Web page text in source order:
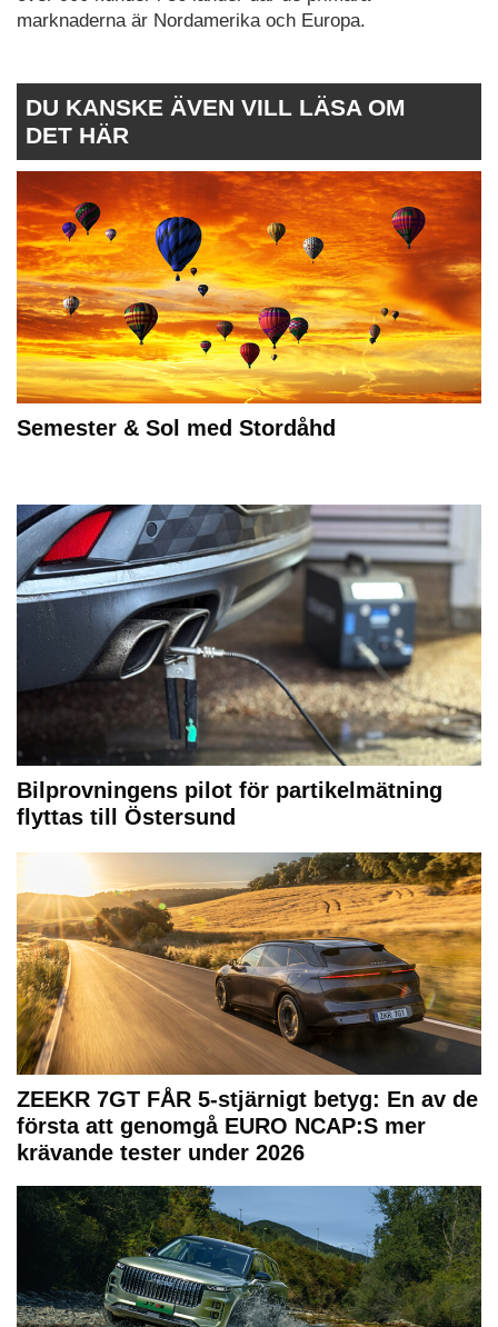
marknaderna är Nordamerika och Europa.
DU KANSKE ÄVEN VILL LÄSA OM
DET HÄR
Semester & Sol med Stordåhd
Bilprovningens pilot för partikelmätning
flyttas till Östersund
ZEEKR 7GT FÅR 5-stjärnigt betyg: En av de
första att genomgå EURO NCAP:S mer
krävande tester under 2026